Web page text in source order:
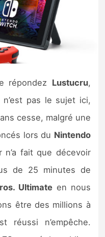
2
répondez Lustucru,
pas le sujet ici,
cesse, malgré une
lors du Nintendo
n’a fait que décevoir
de 25 minutes de
Ultimateen nous
être des millions à
réussi n’empêche.